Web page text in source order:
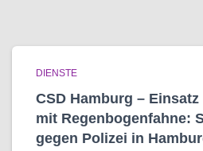
DIENSTE
CSD Hamburg –
mit Regenbogen­fahne:
gegen Polizei in